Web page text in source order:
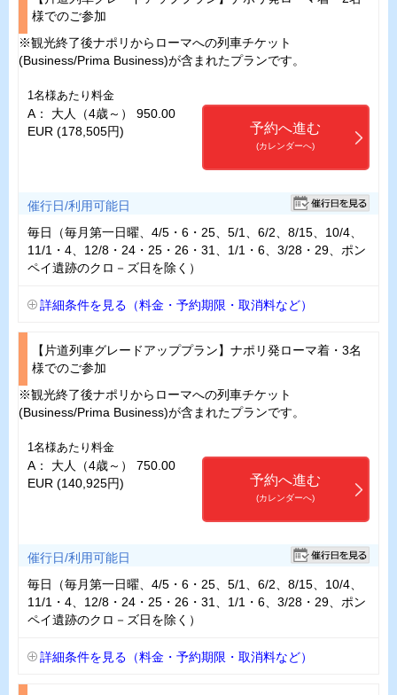
様でのご参加
※観光終了後ナポリからローマへの列車チケット
(Business/Prima Business)が含まれたプランです。
1名様あたり料金
A： 大人（4歳～） 950.00
EUR (178,505円)
予約へ進む
(カレンダーへ)
催行日/利用可能日
毎日（毎月第一日曜、4/5・6・25、5/1、6/2、8/15、10/4、
11/1・4、12/8・24・25・26・31、1/1・6、3/28・29、ポン
ペイ遺跡のクロ－ズ日を除く）
詳細条件を見る（料金・予約期限・取消料など）
【片道列車グレードアッププラン】ナポリ発ローマ着・3名
様でのご参加
※観光終了後ナポリからローマへの列車チケット
(Business/Prima Business)が含まれたプランです。
1名様あたり料金
A： 大人（4歳～） 750.00
EUR (140,925円)
予約へ進む
(カレンダーへ)
催行日/利用可能日
毎日（毎月第一日曜、4/5・6・25、5/1、6/2、8/15、10/4、
11/1・4、12/8・24・25・26・31、1/1・6、3/28・29、ポン
ペイ遺跡のクロ－ズ日を除く）
詳細条件を見る（料金・予約期限・取消料など）